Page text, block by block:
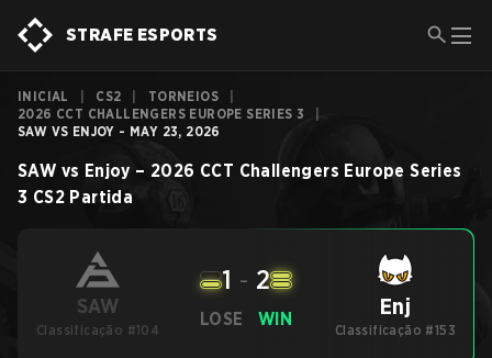
STRAFE ESPORTS
INICIAL CS2 TORNEIOS
2026 CCT CHALLENGERS EUROPE SERIES 3
SAW VS ENJOY - MAY 23, 2026
SAW vs Enjoy – 2026 CCT Challengers Europe Series
3 CS2 Partida
SAW
Classificação #104
LOSE
1 - 2
WIN Enj
Classificação #153